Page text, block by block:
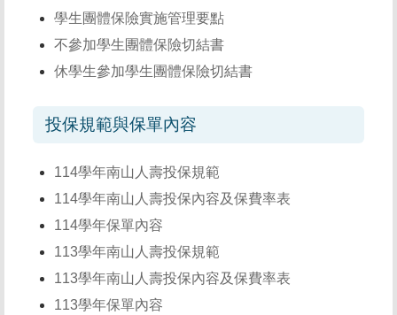
學生團體保險實施管理要點
不參加學生團體保險切結書
休學生參加學生團體保險切結書
投保規範與保單內容
114學年南山人壽投保規範
114學年南山人壽投保內容及保費率表
114學年保單內容
113學年南山人壽投保規範
113學年南山人壽投保內容及保費率表
113學年保單內容